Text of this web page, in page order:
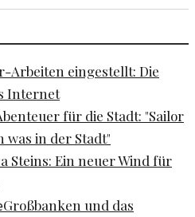
Arbeiten eingestellt: Die
Internet
für die Stadt: "Sailor
was in der Stadt"
Steins: Ein neuer Wind für
Großbanken und das